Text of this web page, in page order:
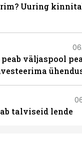
Uuring
väljaspool
talviseid lende